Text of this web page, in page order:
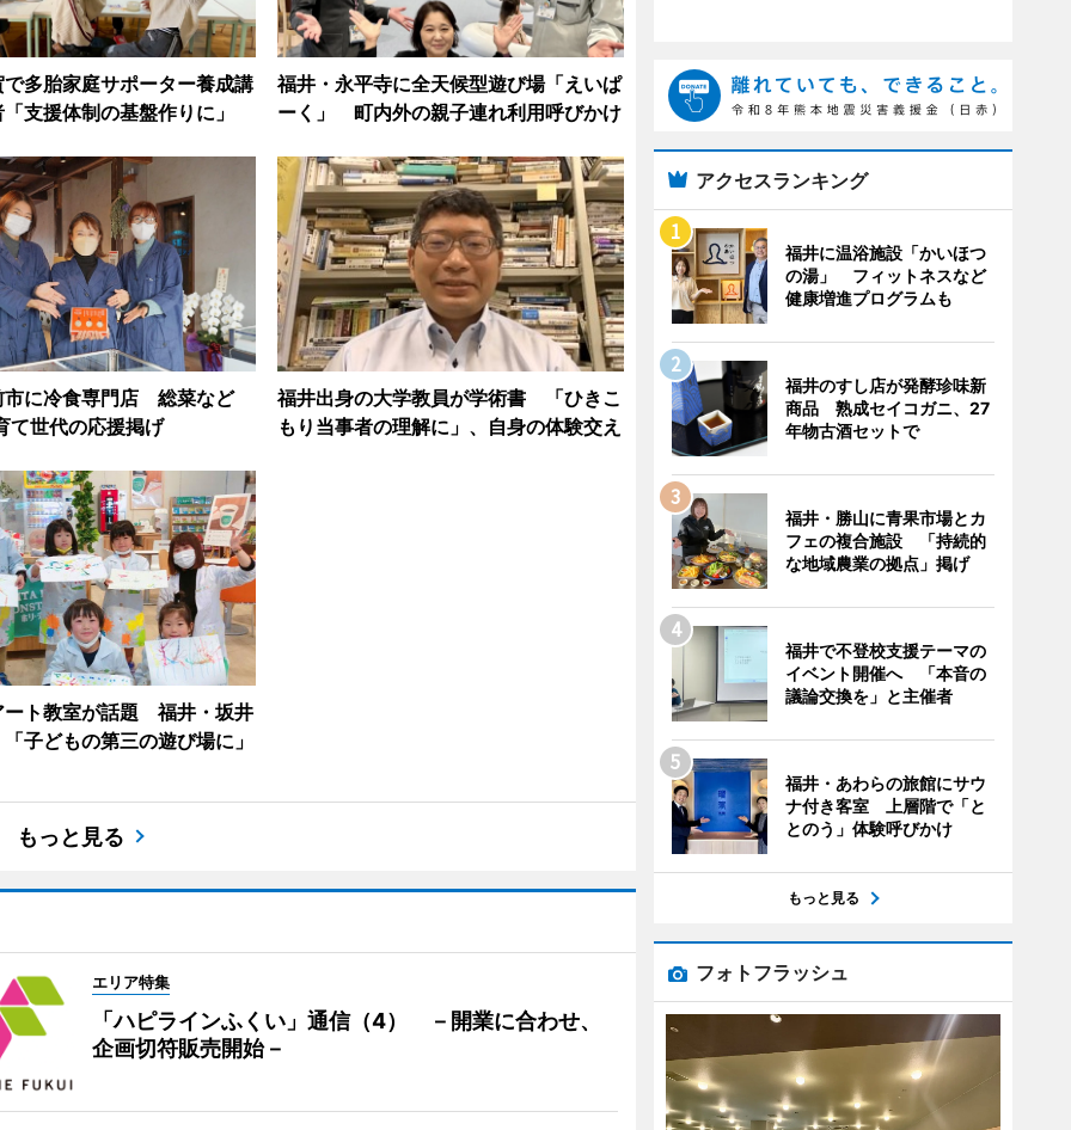
多胎家庭サポーター養成講
支援体制の基盤作りに」
福井・永平寺に全天候型遊び場「えいぱ
ーく」 町内外の親子連れ利用呼びかけ
市に冷食専門店 総菜など
て世代の応援掲げ
福井出身の大学教員が学術書 「ひきこ
もり当事者の理解に」、自身の体験交え
ート教室が話題 福井・坂井
子どもの第三の遊び場に」
もっと見る
エリア特集
「ハピラインふくい」通信（4） －開業に合わせ、
企画切符販売開始－
アクセスランキング
福井に温浴施設「かいほつ
の湯」 フィットネスなど
健康増進プログラムも
福井のすし店が発酵珍味新
商品 熟成セイコガニ、27
年物古酒セットで
福井・勝山に青果市場とカ
フェの複合施設 「持続的
な地域農業の拠点」掲げ
福井で不登校支援テーマの
イベント開催へ 「本音の
議論交換を」と主催者
福井・あわらの旅館にサウ
ナ付き客室 上層階で「と
とのう」体験呼びかけ
もっと見る
フォトフラッシュ